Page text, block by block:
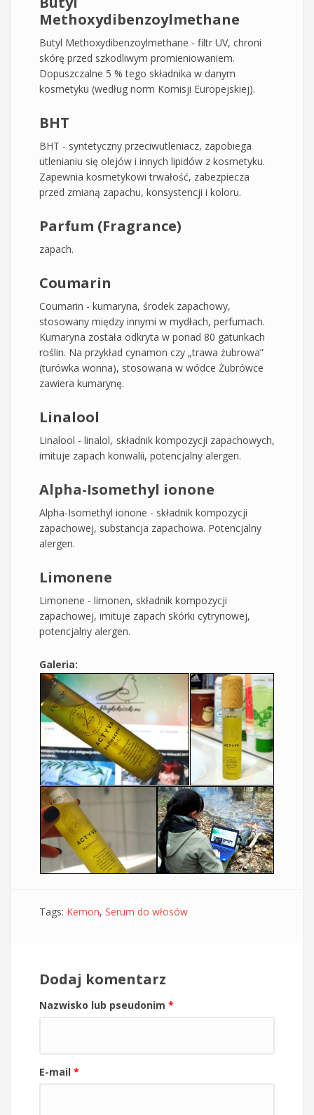
Methoxydibenzoylmethane
Butyl Methoxydibenzoylmethane - filtr UV, chroni
skórę przed szkodliwym promieniowaniem.
Dopuszczalne 5 % tego składnika w danym
kosmetyku (według norm Komisji Europejskiej).
BHT
BHT - syntetyczny przeciwutleniacz, zapobiega
utlenianiu się olejów i innych lipidów z kosmetyku.
Zapewnia kosmetykowi trwałość, zabezpiecza
przed zmianą zapachu, konsystencji i koloru.
Parfum (Fragrance)
zapach.
Coumarin
Coumarin - kumaryna, środek zapachowy,
stosowany między innymi w mydłach, perfumach.
Kumaryna została odkryta w ponad 80 gatunkach
roślin. Na przykład cynamon czy „trawa żubrowa”
(turówka wonna), stosowana w wódce Żubrówce
zawiera kumarynę.
Linalool
Linalool - linalol, składnik kompozycji zapachowych,
imituje zapach konwalii, potencjalny alergen.
Alpha-Isomethyl ionone
Alpha-Isomethyl ionone - składnik kompozycji
zapachowej, substancja zapachowa. Potencjalny
alergen.
Limonene
Limonene - limonen, składnik kompozycji
zapachowej, imituje zapach skórki cytrynowej,
potencjalny alergen.
Galeria:
Tags: Kemon, Serum do włosów
Dodaj komentarz
Nazwisko lub pseudonim *
E-mail *